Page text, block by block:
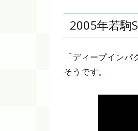
2005年若駒
「ディープイン
そうです。